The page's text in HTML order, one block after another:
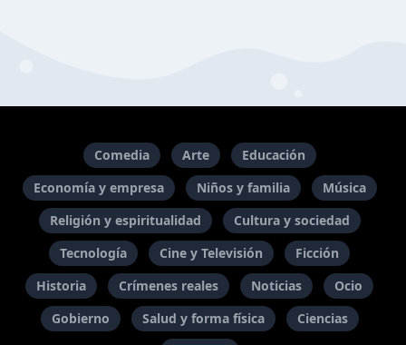
Comedia Arte
Educación
Economía y empresa
Niños y familia
Música
Religión y espiritualidad
Cultura y sociedad
Tecnología
Cine y Televisión
Ficción
Historia
Crímenes reales Noticias
Ocio
Gobierno
Salud y forma física
Ciencias